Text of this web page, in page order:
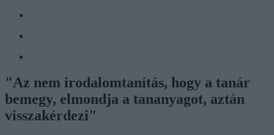
"Az nem irodalomtanítás, hogy a tanár
bemegy, elmondja a tananyagot, aztán
visszakérdezi"